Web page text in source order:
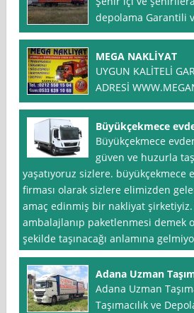
depolama Garantili
MEGA NAKLİYAT
UYGUN KALİTELİ
ADRESİ
Büyükçekmece
Büyükçekmece
güven ve huzurla
yaşatıyoruz sizlere. büyükçekmece
firması olarak sizlere elimizden
amaç edinmiş bir nakliyat şirketiyiz.
ambalajlanıp paketlenmesi demek
şekilde taşınacağı anlamına
Adana Uzman
Adana Uzman
Taşımacılık ve